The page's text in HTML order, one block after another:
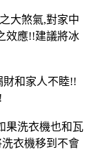
大煞氣,對家中
效應!!建議將冰
財和家人不睦!!
果洗衣機也和瓦
衣機移到不會